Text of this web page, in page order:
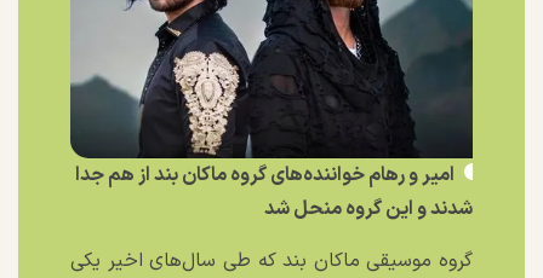
امیر و رهام خواننده‌های گروه ماکان بند از هم جدا
شدند و این گروه منحل شد
گروه موسیقی ماکان بند که طی سال‌های اخیر یکی